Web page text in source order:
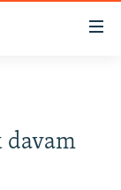
davam